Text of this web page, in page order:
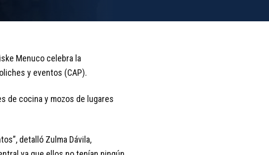
Menuco celebra la
y eventos (CAP).
de cocina y mozos de lugares
detalló Zulma Dávila,